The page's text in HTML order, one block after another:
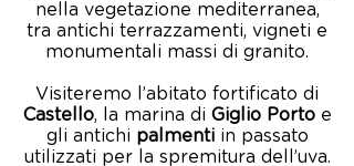
nella vegetazione mediterranea,
tra antichi terrazzamenti, vigneti e
monumentali massi di granito.
Visiteremo l’abitato fortificato di
Castello, la marina di Giglio Portoe
gli antichi palmenti in passato
utilizzati per la spremitura dell’uva.